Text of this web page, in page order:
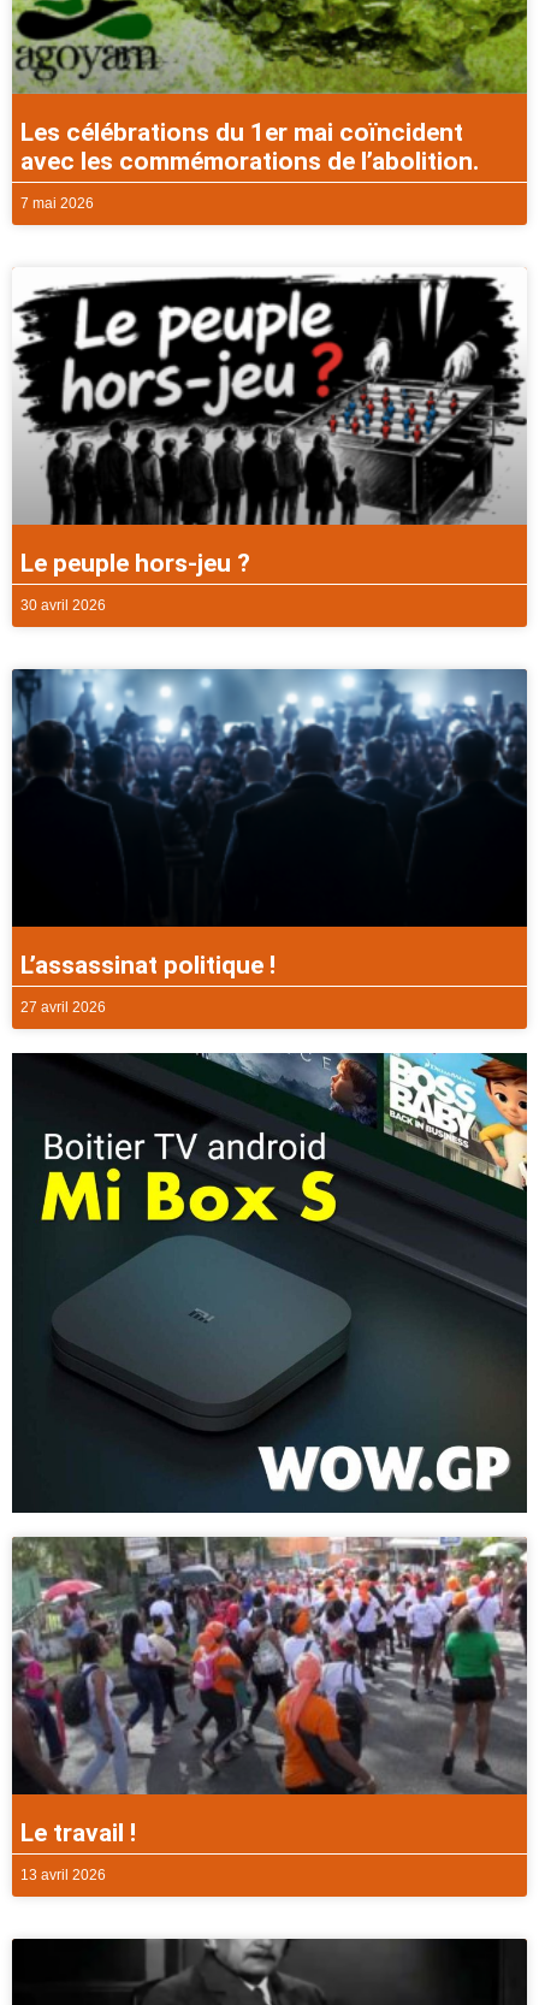
Les célébrations du 1er mai coïncident
avec les commémorations de l’abolition.
7 mai 2026
Le peuple hors-jeu ?
30 avril 2026
L’assassinat politique !
27 avril 2026
Le travail !
13 avril 2026